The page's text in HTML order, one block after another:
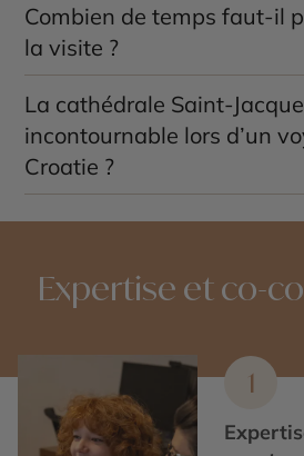
La coupole, le baptistère, la frise
sculptés, la façade Renaissance
sculptures figurent parmi les
Combien de temps faut-il
la visite ?
Une à deux heures permettent de
cathédrale et de profiter de la
La cathédrale Saint-
incontournable lors d’un
Croatie ?
Oui, elle fait partie des plus
culturel de la Dalmatie.
Expertise et co-
1